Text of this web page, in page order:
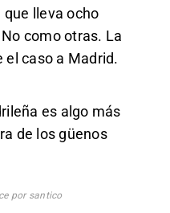
lleva ocho
como otras. La
caso a Madrid.
es algo más
de los güenos
por santico